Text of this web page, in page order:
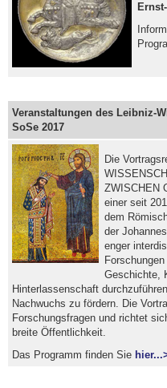
Veranstaltungen des Leibniz-
SoSe 2017
Die
ZWISCHEN
einer seit
dem
der
enger
Geschichte,
Hinterlassenschaft
Nachwuchs zu fördern. Die
Forschungsfragen und richtet
breite Öffentlichkeit.
Das Programm finden Sie